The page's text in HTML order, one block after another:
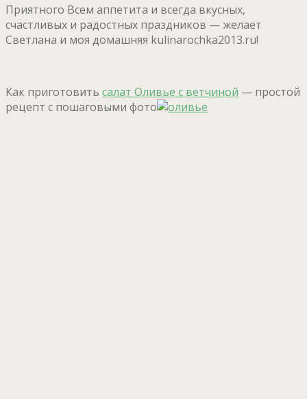
Приятного Всем аппетита и всегда вкусных,
счастливых и радостных праздников — желает
Светлана и моя домашняя kulinarochka2013.ru!
Как приготовить салат Оливье с ветчиной — простой
рецепт с пошаговыми фото